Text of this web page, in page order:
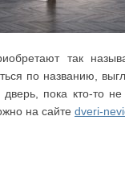
так
по названию,
пока кто-то
на сайте dveri-